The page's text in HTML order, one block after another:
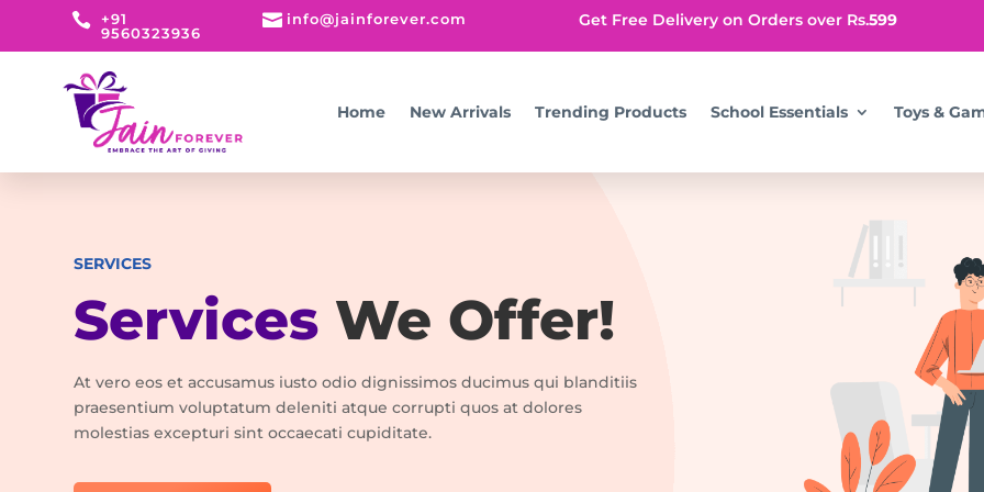
 +91
9560323936
 info@jainforever.com Get Free Delivery on Orders over Rs.599
Home New Arrivals Trending Products School Essentials Toys &
SERVICES
Services We Offer!
At vero eos et accusamus iusto odio dignissimos ducimus qui blanditiis
praesentium voluptatum deleniti atque corrupti quos at dolores
molestias excepturi sint occaecati cupiditate.